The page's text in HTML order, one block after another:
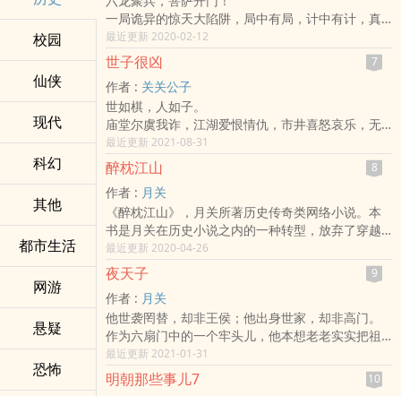
校园
仙侠
现代
科幻
其他
都市生活
网游
悬疑
恐怖
星，揽日月，让乾坤倒转。
也罢，耳听得窗外鬼鸣啾啾，秋雨婆娑，剪一枝秃
笔，为李唐盛世延篇，去掉阴暗的部分，我的大唐
没有悲哀，只有金戈铁马的豪情，气吞日月的帝
王，百战浴血的猛将，高冠博带的高士，温婉贤淑
的皇后，父慈子孝，盛世延绵，这是我的大唐，我
的《唐砖》。
云烨一直以为自己是一个超级极恋家的人，哪怕把
自己放在火星，也会绑架火星人让他们送自己地
球。现在麻烦了，自己如何才能从贞观二年回到公
元两千一零年？整个大唐就是一个巨大的坑，李二
坑他，李承乾坑他，成妖精坑他，牛魔王坑他，就
连一代贤后长孙皇后也坑他。大唐朝野无好人啊！
日子还要过，上有白发苍苍的祖母要孝敬，下有八
个妹妹要嫁妆。身为高级贵族的云烨感觉鸭梨山
大。
一局诡异的惊天大陷阱，局中有局，计中有计，真
真假假，虚虚实实，谁是计中人，谁是布局者？
八字谶言之后，又尘封着何等隐秘的故事？是狼巡
天下？还是狡狐瞒世？
一曲曲未了的壮士赞歌，一幕幕卷起的美人珠帘！
最近更新 2020-02-12
世子很凶 7
作者 : 关关公子
世如棋，人如子。
庙堂尔虞我诈，江湖爱恨情仇，市井喜怒哀乐，无
非是一颗颗棋子，在棋盘上串联交织，迸发出的点
点火光。
昭鸿年间，坊间盛传有藩王窥伺金殿上那张龙椅，
皇帝召各路藩王世子入京求学，实为质子。
许不令身为肃王世子，天子脚下，本该谨言慎行‘藏
拙自污’。
结果……
群众：“许世子德才兼备，实乃‘不鸣则已，一鸣惊
人’。”
许不令：“我不是，别瞎说。”
群众：“许世子算无遗策，有平天下之大才。”
许不令：“我没有，闭嘴。”
群众：“许世子文韬武略，乃治世之能臣，乱世
之……”
最近更新 2021-08-31
醉枕江山 8
作者 : 月关
《醉枕江山》，月关所著历史传奇类网络小说。本
书是月关在历史小说之内的一种转型，放弃了穿越
而写历史传奇。作者认为该作在一定程度上来说是
失败的，没有做到把背景当幕布，写出来总有些纠
结之处，看着也不够爽快。读者对此书褒贬不一。
八岁的阿丑亲眼目睹大唐军队屠戮全村，一夜之间
失去所有亲友，自此流落街头。乞讨途中，因缘巧
合跟随了虬髯客之孙远赴南洋，习武数年后才回到
中原，以「杨帆」之名开始追查灭村之谜。
在一次夜探时，他意外碰上了行刺武则天的女刺
客，却不知这谜样的女子竟一步一步将他引领到大
最近更新 2020-04-26
夜天子 9
作者 : 月关
他世袭罔替，却非王侯；他出身世家，却非高门。
作为六扇门中的一个牢头儿，他本想老老实实把祖
上传下来的这只铁饭碗一代代传承下去，却不想被
一个神棍忽悠出了那一方小天地，这一去，便是一
个太岁横空出世。
最近更新 2021-01-31
明朝那些事儿7 10